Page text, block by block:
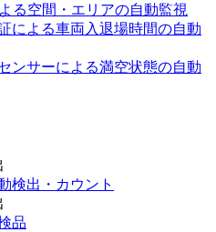
る空間・エリアの自動監視
による車両入退場時間の自動
ンサーによる満空状態の自動
検出・カウント
品